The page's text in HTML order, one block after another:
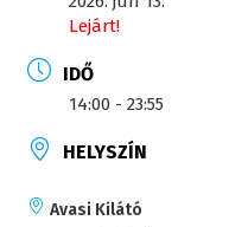
Lejárt!
IDŐ
14:00 - 23:55
HELYSZÍN
Avasi Kilátó